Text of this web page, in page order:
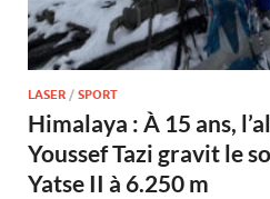
LASER / SPORT
Himalaya : À 15 ans,
Youssef Tazi gravit le
Yatse II à 6.250 m